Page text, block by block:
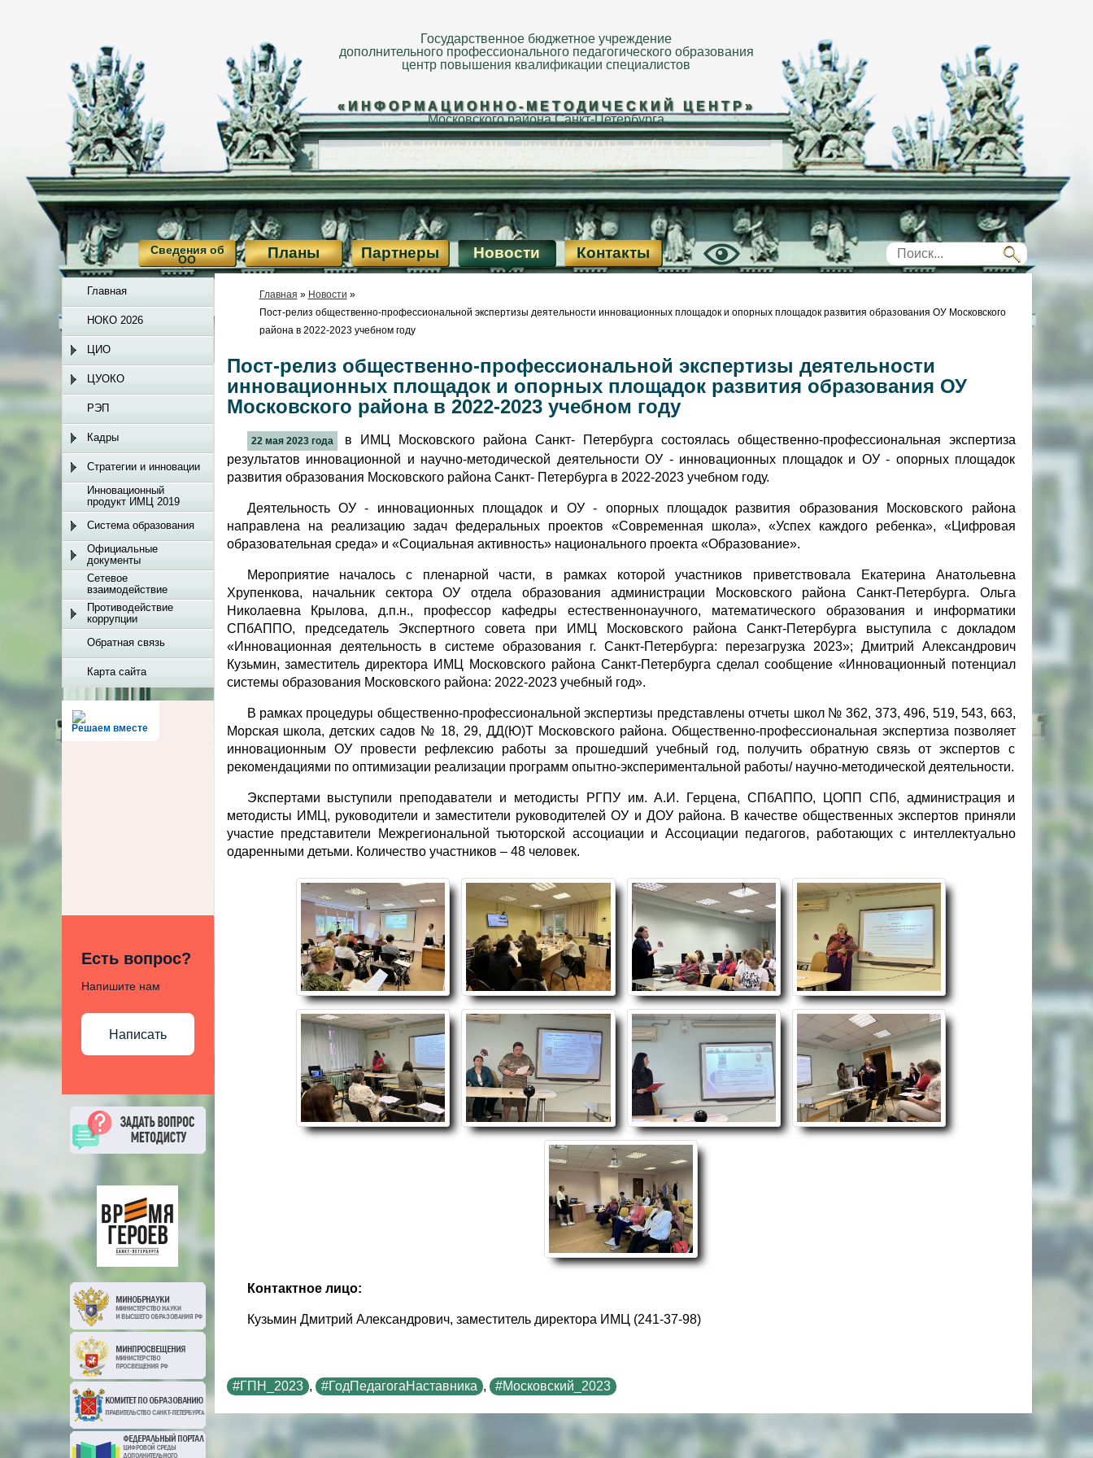
Государственное бюджетное учреждение
дополнительного профессионального педагогического образования
центр повышения квалификации специалистов
«ИНФОРМАЦИОННО-МЕТОДИЧЕСКИЙ ЦЕНТР»
Московского района Санкт-Петербурга
Сведения об
ОО Планы Партнеры Новости Контакты
Главная » Новости »
Пост-релиз общественно-профессиональной экспертизы деятельности инновационных площадок и опорных площадок развития образования ОУ Московского
района в 2022-2023 учебном году
Пост-релиз общественно-профессиональной экспертизы деятельности
инновационных площадок и опорных площадок развития образования ОУ
Московского района в 2022-2023 учебном году
22 мая 2023 года
в ИМЦ Московского района Санкт- Петербурга состоялась общественно-профессиональная экспертиза
результатов инновационной и научно-методической деятельности ОУ - инновационных площадок и ОУ - опорных площадок
развития образования Московского района Санкт- Петербурга в 2022-2023 учебном году.
Деятельность ОУ - инновационных площадок и ОУ - опорных площадок развития образования Московского района
направлена на реализацию задач федеральных проектов «Современная школа», «Успех каждого ребенка», «Цифровая
образовательная среда» и «Социальная активность» национального проекта «Образование».
Мероприятие началось с пленарной части, в рамках которой участников приветствовала Екатерина Анатольевна
Хрупенкова, начальник сектора ОУ отдела образования администрации Московского района Санкт-Петербурга. Ольга
Николаевна Крылова, д.п.н., профессор кафедры естественнонаучного, математического образования и информатики
СПбАППО, председатель Экспертного совета при ИМЦ Московского района Санкт-Петербурга выступила с докладом
«Инновационная деятельность в системе образования г. Санкт-Петербурга: перезагрузка 2023»; Дмитрий Александрович
Кузьмин, заместитель директора ИМЦ Московского района Санкт-Петербурга сделал сообщение «Инновационный потенциал
системы образования Московского района: 2022-2023 учебный год».
В рамках процедуры общественно-профессиональной экспертизы представлены отчеты школ № 362, 373, 496, 519, 543, 663,
Морская школа, детских садов № 18, 29, ДД(Ю)Т Московского района. Общественно-профессиональная экспертиза позволяет
инновационным ОУ провести рефлексию работы за прошедший учебный год, получить обратную связь от экспертов с
рекомендациями по оптимизации реализации программ опытно-экспериментальной работы/ научно-методической деятельности.
Экспертами выступили преподаватели и методисты РГПУ им. А.И. Герцена, СПбАППО, ЦОПП СПб, администрация и
методисты ИМЦ, руководители и заместители руководителей ОУ и ДОУ района. В качестве общественных экспертов приняли
участие представители Межрегиональной тьюторской ассоциации и Ассоциации педагогов, работающих с интеллектуально
одаренными детьми. Количество участников – 48 человек.
Контактное лицо:
Кузьмин Дмитрий Александрович, заместитель директора ИМЦ (241-37-98)
#ГПН_2023 , #ГодПедагогаНаставника , #Московский_2023
Главная
НОКО 2026
ЦИО
ЦУОКО
РЭП
Кадры
Стратегии и инновации
Инновационный
продукт ИМЦ 2019
Система образования
Официальные
документы
Сетевое
взаимодействие
Противодействие
коррупции
Обратная связь
Карта сайта
Решаем вместе
Есть вопрос?
Напишите нам
Написать